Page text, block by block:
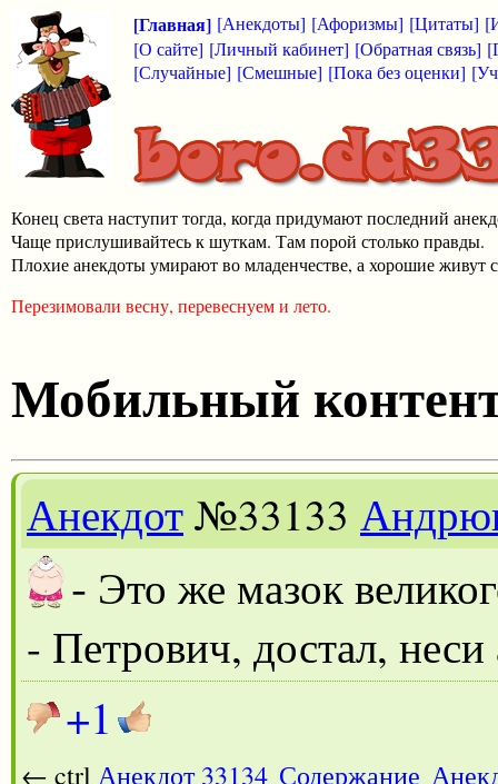
[Главная] [Анекдоты] [Афоризмы] [Цитаты]
[О сайте] [Личный кабинет] [Обратная связь]
[Случайные] [Смешные] [Пока без оценки]
Конец света наступит тогда, когда придумают последний
Чаще прислушивайтесь к шуткам. Там порой столько правды.
Плохие анекдоты умирают во младенчестве, а хорошие живут
Перезимовали весну, перевеснуем и лето.
Мобильный
Анекдот№33133
- Это же мазок
- Петрович, достал,
+1
← ctrl Анекдот 33134 Содержание